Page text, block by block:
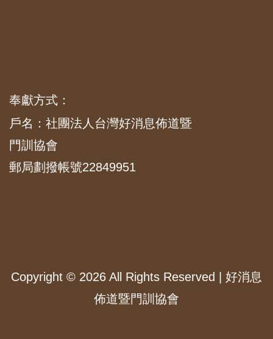
奉獻方式：
戶名：社團法人台灣好消息佈道暨
門訓協會
郵局劃撥帳號22849951
Copyright © 2026 All Rights Reserved | 好消息
佈道暨門訓協會